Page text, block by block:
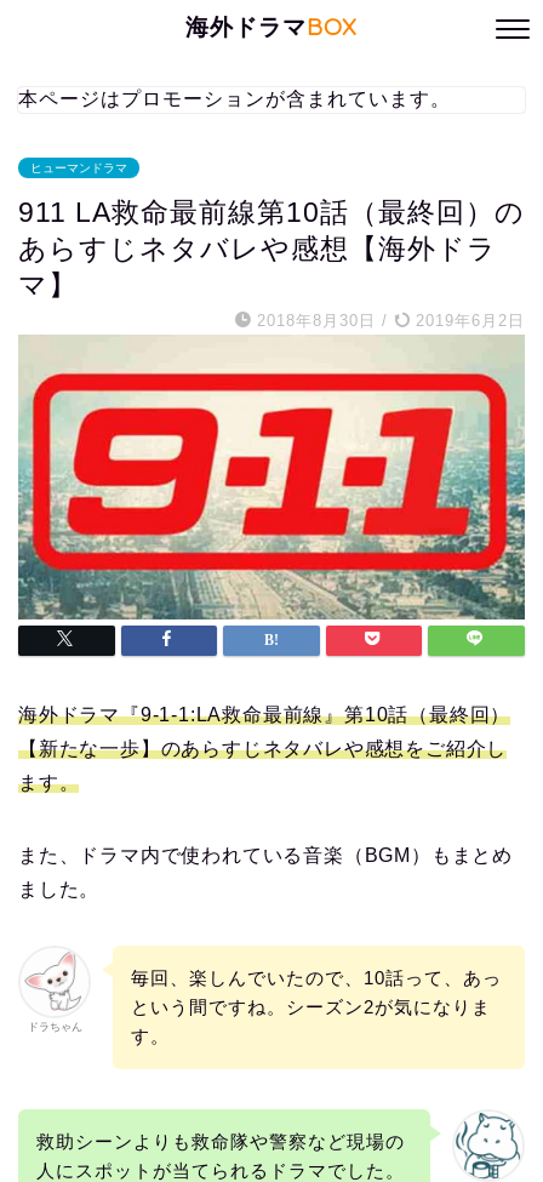
海外ドラマBOX
本ページはプロモーションが含まれています。
ヒューマンドラマ
911 LA救命最前線第10話（最終回）の
あらすじネタバレや感想【海外ドラ
マ】
2018年8月30日 / 2019年6月2日
海外ドラマ『9-1-1:LA救命最前線』第10話（最終回）
【新たな一歩】のあらすじネタバレや感想をご紹介し
ます。
また、ドラマ内で使われている音楽（BGM）もまとめ
ました。
ドラちゃん
毎回、楽しんでいたので、10話って、あっ
という間ですね。シーズン2が気になりま
す。
救助シーンよりも救命隊や警察など現場の
人にスポットが当てられるドラマでした。